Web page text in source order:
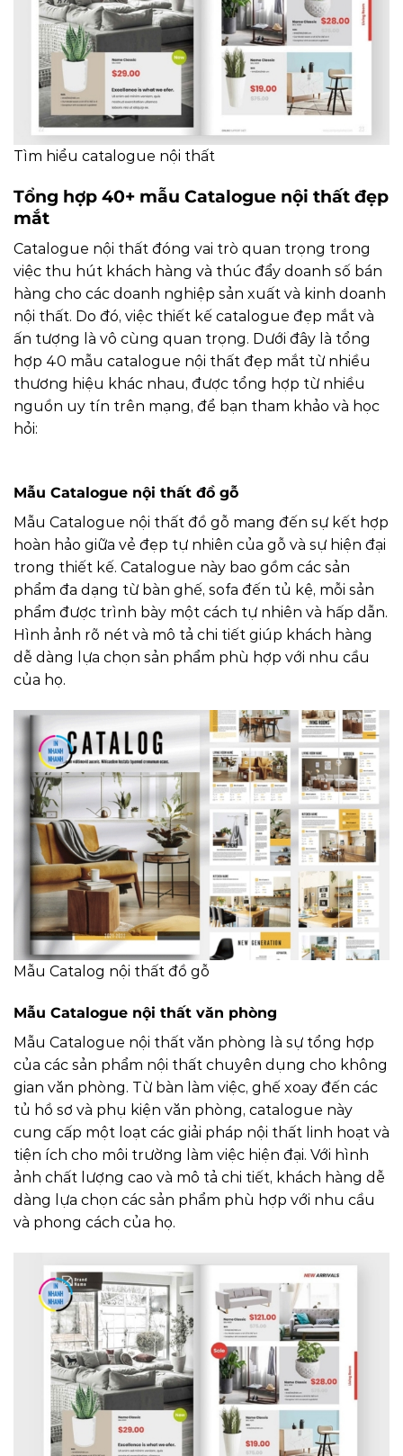
Tìm hiểu catalogue nội thất
Tổng hợp 40+ mẫu Catalogue nội thất đẹp
mắt
Catalogue nội thất đóng vai trò quan trọng trong
việc thu hút khách hàng và thúc đẩy doanh số bán
hàng cho các doanh nghiệp sản xuất và kinh doanh
nội thất. Do đó, việc thiết kế catalogue đẹp mắt và
ấn tượng là vô cùng quan trọng. Dưới đây là tổng
hợp 40 mẫu catalogue nội thất đẹp mắt từ nhiều
thương hiệu khác nhau, được tổng hợp từ nhiều
nguồn uy tín trên mạng, để bạn tham khảo và học
hỏi:
Mẫu Catalogue nội thất đồ gỗ
Mẫu Catalogue nội thất đồ gỗ mang đến sự kết hợp
hoàn hảo giữa vẻ đẹp tự nhiên của gỗ và sự hiện đại
trong thiết kế. Catalogue này bao gồm các sản
phẩm đa dạng từ bàn ghế, sofa đến tủ kệ, mỗi sản
phẩm được trình bày một cách tự nhiên và hấp dẫn.
Hình ảnh rõ nét và mô tả chi tiết giúp khách hàng
dễ dàng lựa chọn sản phẩm phù hợp với nhu cầu
của họ.
Mẫu Catalog nội thất đồ gỗ
Mẫu Catalogue nội thất văn phòng
Mẫu Catalogue nội thất văn phòng là sự tổng hợp
của các sản phẩm nội thất chuyên dụng cho không
gian văn phòng. Từ bàn làm việc, ghế xoay đến các
tủ hồ sơ và phụ kiện văn phòng, catalogue này
cung cấp một loạt các giải pháp nội thất linh hoạt và
tiện ích cho môi trường làm việc hiện đại. Với hình
ảnh chất lượng cao và mô tả chi tiết, khách hàng dễ
dàng lựa chọn các sản phẩm phù hợp với nhu cầu
và phong cách của họ.